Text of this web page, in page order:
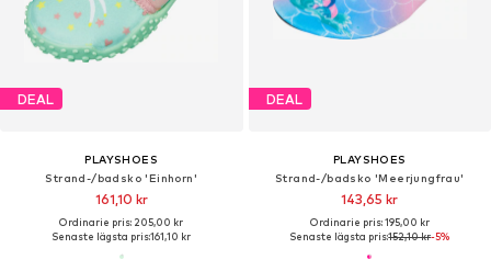
DEAL
PLAYSHOES
Strand-/badsko 'Einhorn'
161,10 kr
Ordinarie pris: 205,00 kr
Senaste lägsta pris:161,10 kr
DEAL
PLAYSHOES
Strand-/badsko 'Meerjungfrau'
143,65 kr
Ordinarie pris: 195,00 kr
Senaste lägsta pris:152,10 kr-5%